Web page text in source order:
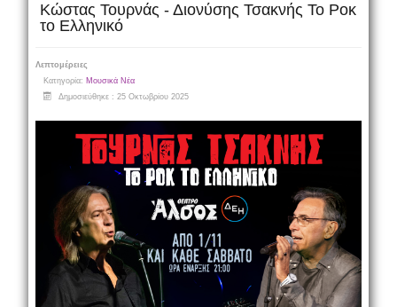
Κώστας Τουρνάς - Διονύσης Τσακνής Το Ροκ
το Ελληνικό
Λεπτομέρειες
Κατηγορία: Μουσικά Νέα
Δημοσιεύθηκε : 25 Οκτωβρίου 2025